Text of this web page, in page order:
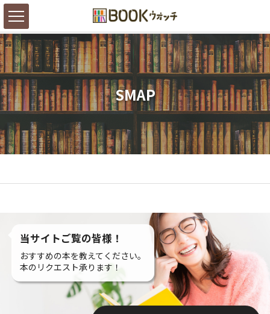
SMAP
当サイトご覧の皆様！
おすすめの本を教えてください。
本のリクエスト承ります！